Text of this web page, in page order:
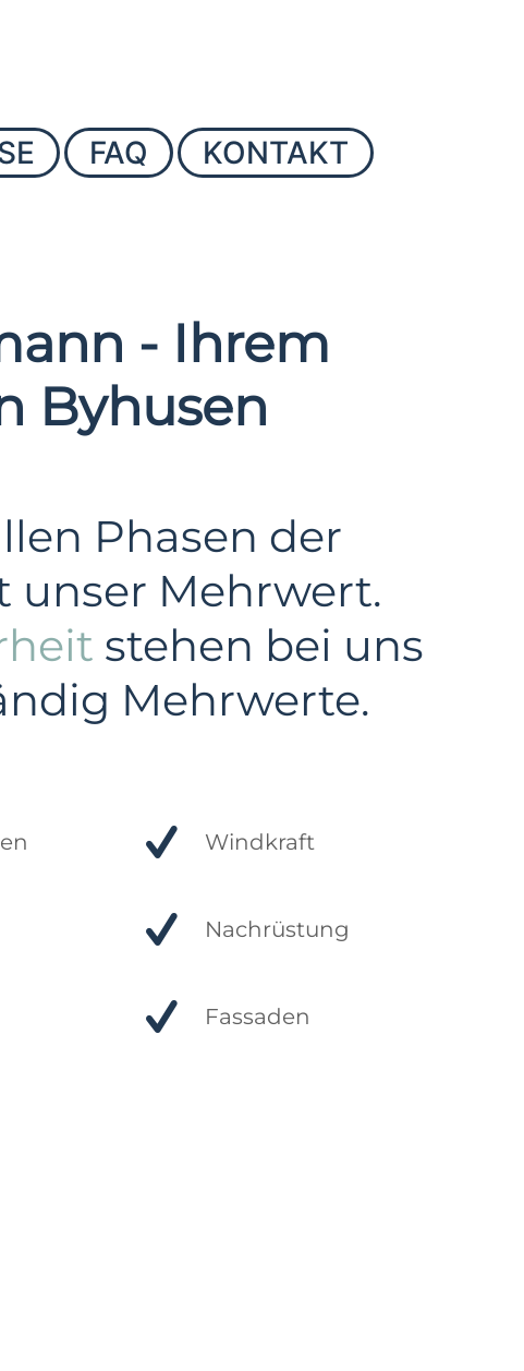
FAQ KONTAKT
- Ihrem
Byhusen
Phasen der
unser Mehrwert.
stehen bei uns
Mehrwerte.
Windkraft
Nachrüstung
Fassaden